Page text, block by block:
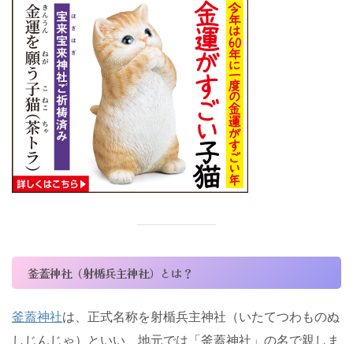
釜蓋神社（射楯兵主神社）とは？
釜蓋神社は、正式名称を射楯兵主神社（いたてつわものぬ
しじんじゃ）といい、地元では「釜蓋神社」の名で親しま